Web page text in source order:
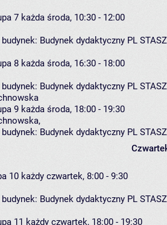
7 każda środa, 10:30 - 12:00
budynek: Budynek dydaktyczny PL
8 każda środa, 16:30 - 18:00
budynek: Budynek dydaktyczny PL
9 każda środa, 18:00 - 19:30
,
budynek: Budynek dydaktyczny PL
10 każdy czwartek, 8:00 - 9:30
budynek: Budynek dydaktyczny PL
11 każdy czwartek, 18:00 - 19:30